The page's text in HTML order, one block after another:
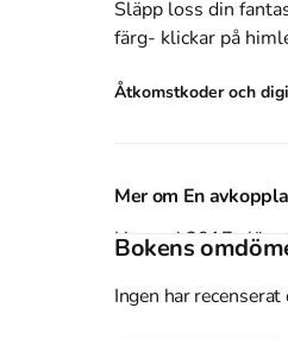
Släpp loss din
färg- klickar på
Åtkomstkoder och
Mer om En
I januari 2017
boken är
Bokens
Ingen har recenserat